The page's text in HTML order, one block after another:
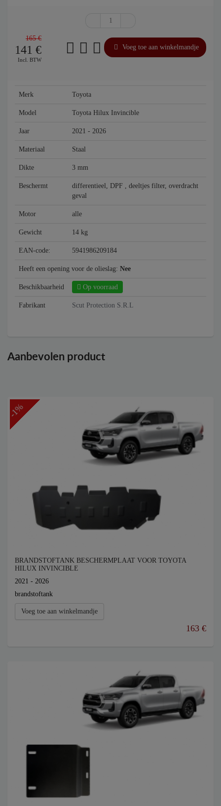
165 €
141 €
Incl. BTW
Voeg toe aan winkelmandje
Merk Toyota
Model Toyota Hilux Invincible
Jaar 2021 - 2026
Materiaal Staal
Dikte 3 mm
Beschermt
differentieel, DPF , deeltjes filter, overdracht
geval
Motor alle
Gewicht 14 kg
EAN-code: 5941986209184
Heeft een opening voor de olieslag: Nee
Beschikbaarheid Op voorraad
Fabrikant Scut Protection S.R.L
Aanbevolen product
-1%
BRANDSTOFTANK BESCHERMPLAAT VOOR TOYOTA
HILUX INVINCIBLE
2021 - 2026
brandstoftank
Voeg toe aan winkelmandje
163 €